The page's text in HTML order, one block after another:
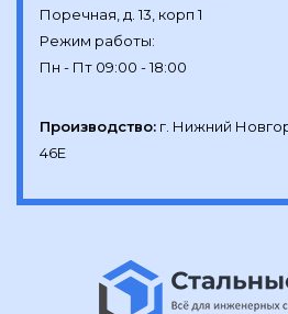
Поречная, д. 13, корп 1
Режим работы:
Производство: г. Нижний
46Е